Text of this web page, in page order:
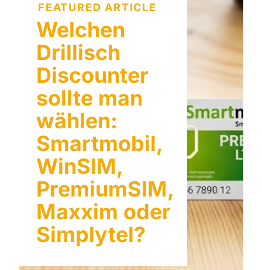
FEATURED ARTICLE
Welchen
Drillisch
Discounter
sollte man
wählen:
Smartmobil,
WinSIM,
PremiumSIM,
Maxxim oder
Simplytel?